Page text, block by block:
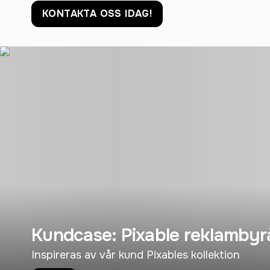
KONTAKTA OSS IDAG!
Kundcase: Pixable
Inspireras av vår kund Pixables kollektion